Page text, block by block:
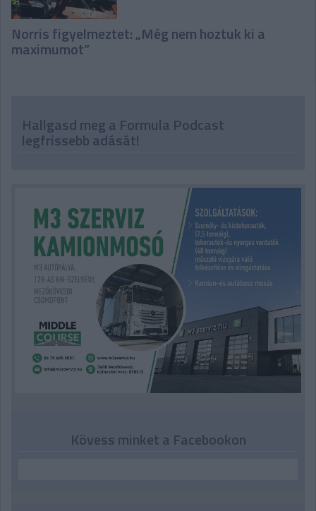
Norris figyelmeztet: „Még nem hoztuk ki a
maximumot”
Hallgasd meg a Formula Podcast
legfrissebb adását!
Kövess minket a Facebookon